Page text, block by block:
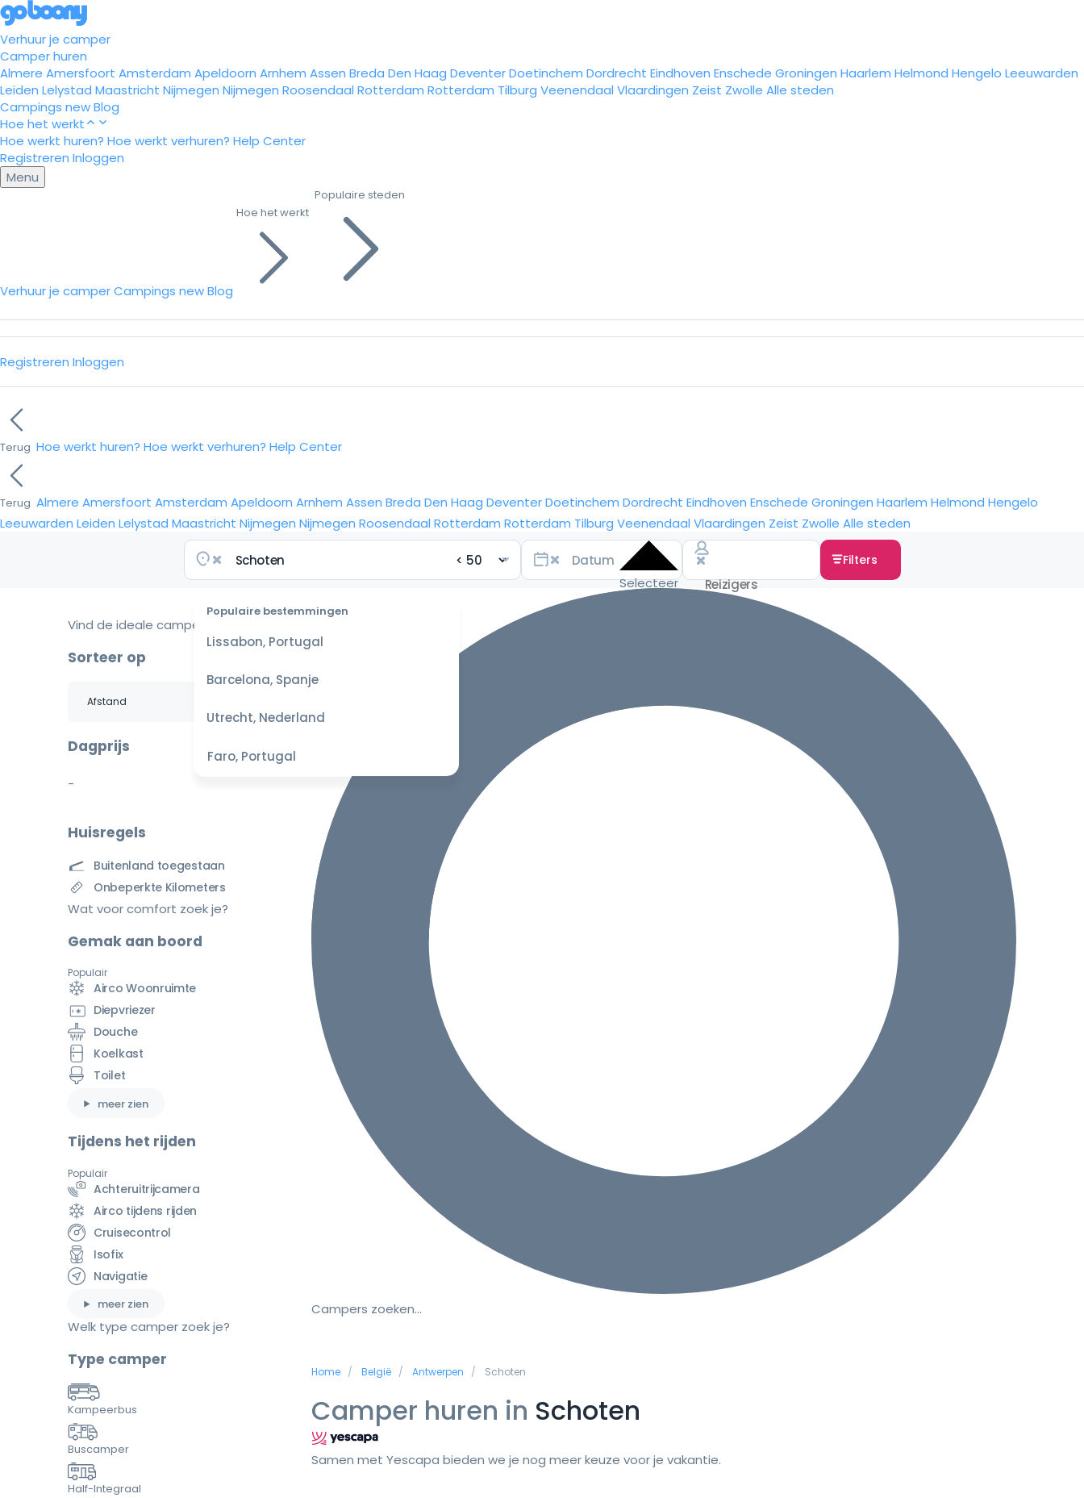
Verhuur je camper
Camper huren
Almere Amersfoort Amsterdam Apeldoorn Arnhem Assen Breda Den Haag DeventerDoetinchem Dordrecht Eindhoven Enschede Groningen Haarlem Helmond Hengelo Leeuwarden
Leiden Lelystad Maastricht Nijmegen Nijmegen Roosendaal Rotterdam Rotterdam Tilburg Veenendaal Vlaardingen Zeist Zwolle Alle steden
Campings newBlog
Hoe het werkt
Hoe werkt huren? Hoe werkt verhuren? Help Center
Registreren Inloggen
Menu
Verhuur je camperCampings newBlog
Hoe het werkt
Populaire steden
Registreren Inloggen
Terug Hoe werkt huren? Hoe werkt verhuren? Help Center
Terug Almere Amersfoort Amsterdam Apeldoorn Arnhem Assen Breda Den Haag DeventerDoetinchem Dordrecht Eindhoven Enschede Groningen Haarlem Helmond Hengelo
Leeuwarden Leiden Lelystad Maastricht Nijmegen Nijmegen Roosendaal Rotterdam Rotterdam Tilburg Veenendaal Vlaardingen Zeist Zwolle Alle steden
Populaire bestemmingen
Lissabon, Portugal
Barcelona, Spanje
Utrecht, Nederland
Faro, Portugal
Selecteer
Filters
Campers zoeken…
Home België Antwerpen Schoten
Camper huren in Schoten
Samen met Yescapa bieden we je nog meer keuze voor je vakantie.
Vind de ideale camper voor je reis
Sorteer op
Dagprijs
-
Huisregels
Buitenland toegestaan
Onbeperkte Kilometers
Wat voor comfort zoek je?
Gemak aan boord
Populair
Airco Woonruimte
Diepvriezer
Douche
Koelkast
Toilet
meer zien
Tijdens het rijden
Populair
Achteruitrijcamera
Airco tijdens rijden
Cruisecontrol
Isofix
Navigatie
meer zien
Welk type camper zoek je?
Type camper
Kampeerbus
Buscamper
Half-Integraal